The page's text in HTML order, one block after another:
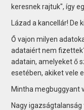
keresnek rajtuk", így
Lázad a kancellár! De
Ő vajon milyen
adataiért nem
adatain, amelyeket ő
esetében, akiket vele
Mintha megbuggyant
Nagy